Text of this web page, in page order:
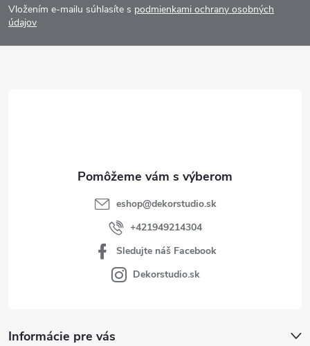
p
Vložením e-mailu súhlasíte s podmienkami ochrany osobných
údajov
Informácie pre vás
eshop@dekorstudio.sk
+421949214304
Sledujte náš Facebook
Dekorstudio.sk